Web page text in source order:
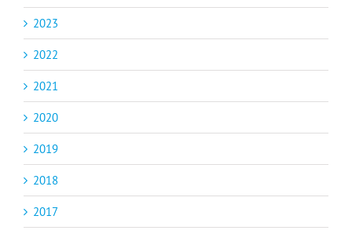
2023
2022
2021
2020
2019
2018
2017